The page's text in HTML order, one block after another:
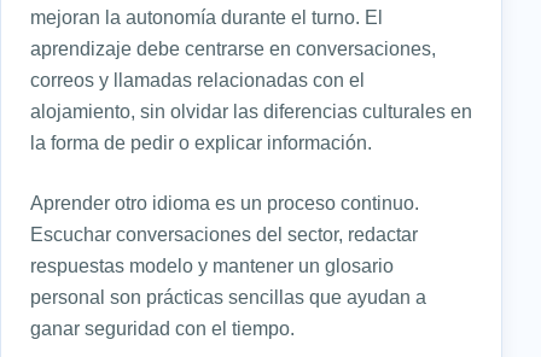
mejoran la autonomía durante el turno. El
aprendizaje debe centrarse en conversaciones,
correos y llamadas relacionadas con el
alojamiento, sin olvidar las diferencias culturales en
la forma de pedir o explicar información.
Aprender otro idioma es un proceso continuo.
Escuchar conversaciones del sector, redactar
respuestas modelo y mantener un glosario
personal son prácticas sencillas que ayudan a
ganar seguridad con el tiempo.